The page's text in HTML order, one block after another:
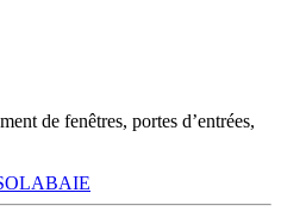
de fenêtres, portes d’entrées,